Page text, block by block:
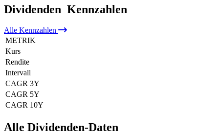
Dividenden Kennzahlen
Alle Kennzahlen
METRIK
Kurs
Rendite
Intervall
CAGR 3Y
CAGR 5Y
CAGR 10Y
Alle Dividenden-Daten